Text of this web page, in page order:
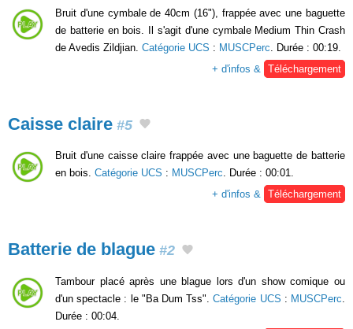
Bruit d'une cymbale de 40cm (16"), frappée avec une baguette
de batterie en bois. Il s'agit d'une cymbale Medium Thin Crash
de Avedis Zildjian. Catégorie UCS : MUSCPerc . Durée : 00:19.
+ d'infos &
Téléchargement
Caisse claire #5
Bruit d'une caisse claire frappée avec une baguette de batterie
en bois. Catégorie UCS : MUSCPerc. Durée : 00:01.
+ d'infos & Téléchargement
Batterie de blague #2
Tambour placé après une blague lors d'un show comique ou
d'un spectacle : le "Ba Dum Tss".Catégorie UCS : MUSCPerc
Durée : 00:04.